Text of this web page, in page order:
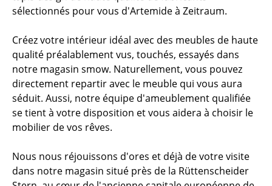
sélectionnés pour vous d'Artemide à Zeitraum.
Créez votre intérieur idéal avec des meubles de haute
qualité préalablement vus, touchés, essayés dans
notre magasin smow. Naturellement, vous pouvez
directement repartir avec le meuble qui vous aura
séduit. Aussi, notre équipe d'ameublement qualifiée
se tient à votre disposition et vous aidera à choisir le
mobilier de vos rêves.
Nous nous réjouissons d'ores et déjà de votre visite
dans notre magasin situé près de la Rüttenscheider